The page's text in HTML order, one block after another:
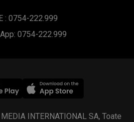
: 0754-222.999
0754-222.999
INTERNATIONAL SA, Toate